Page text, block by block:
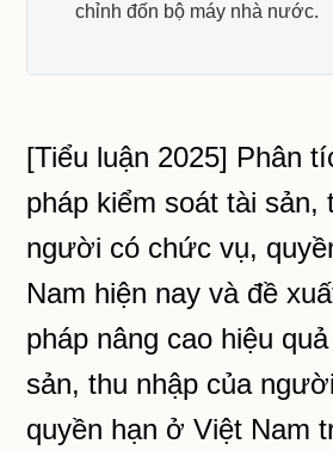
chỉnh đốn bộ máy nhà nước.
[Tiểu luận 2025] Phân
pháp kiểm soát tài sản,
người có chức vụ,
Nam hiện nay và đề
pháp nâng cao hiệu
sản, thu nhập của
quyền hạn ở Việt Nam